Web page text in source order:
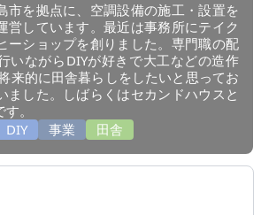
市を拠点に、空調設備の施工・設置を
営しています。最近は事務所にテイク
ーショップを創りました。専門職の配
いながらDIYが好きで大工などの造作
来的に田舎暮らしをしたいと思ってお
ました。しばらくはセカンドハウスと
。
DIY 事業 田舎